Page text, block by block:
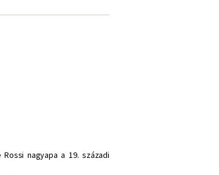
nagyapa a 19. századi